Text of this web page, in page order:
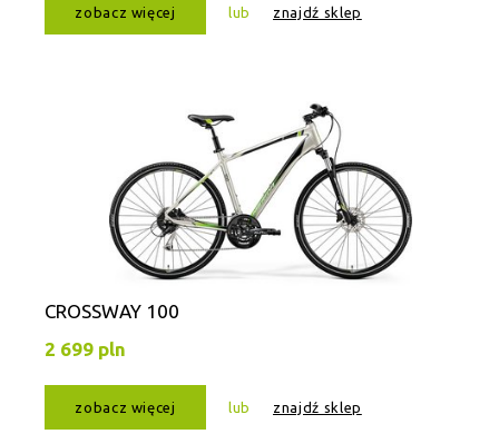
zobacz więcej lub znajdź sklep
CROSSWAY 100
2 699 pln
zobacz więcej lub znajdź sklep